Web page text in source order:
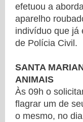
efetuou a
aparelho
indivíduo que já
de Polícia Civil.
SANTA
ANIMAIS
Às 09h o
flagrar um de
o mesmo, no